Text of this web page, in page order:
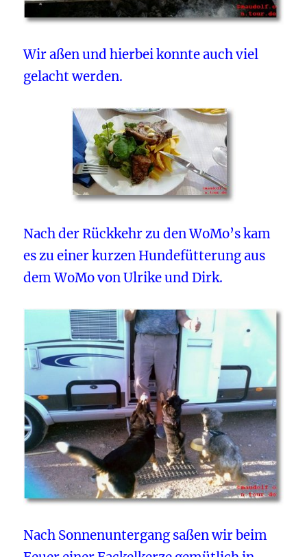
Wir aßen und hierbei konnte auch viel
gelacht werden.
Nach der Rückkehr zu den WoMo’s kam
es zu einer kurzen Hundefütterung aus
dem WoMo von Ulrike und Dirk.
Nach Sonnenuntergang saßen wir beim